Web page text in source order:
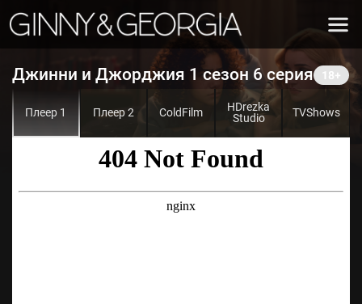
Джинни и Джорджия 1 сезон 6 серия
Плеер 1 Плеер 2 ColdFilm
HDrezka
Studio
TVShows